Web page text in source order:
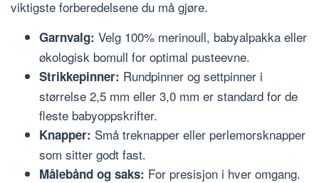
viktigste forberedelsene du må gjøre.
Garnvalg: Velg 100% merinoull, babyalpakka eller
økologisk bomull for optimal pusteevne.
Strikkepinner: Rundpinner og settpinner i
størrelse 2,5 mm eller 3,0 mm er standard for de
fleste babyoppskrifter.
Knapper: Små treknapper eller perlemorsknapper
som sitter godt fast.
Målebånd og saks: For presisjon i hver omgang.